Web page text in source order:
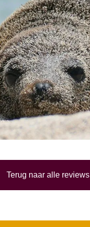
Terug naar alle reviews